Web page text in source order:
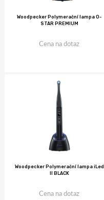
Woodpecker Polymerační lampa O-
STAR PREMIUM
Cena na dotaz
Woodpecker Polymerační lampa iLed
II BLACK
Cena na dotaz